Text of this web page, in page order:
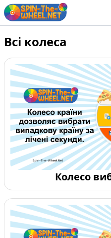
Ukrainian
Вхід / Зареєструватися
Всі колеса
Колесо